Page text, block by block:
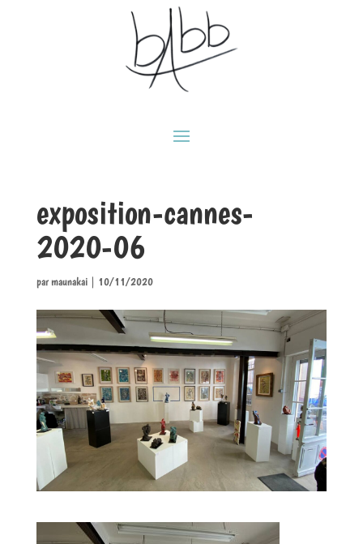
exposition-cannes-
2020-06
par maunakai| 10/11/2020